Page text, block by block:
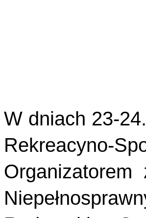
W dniach 23-
Rekreacyno-